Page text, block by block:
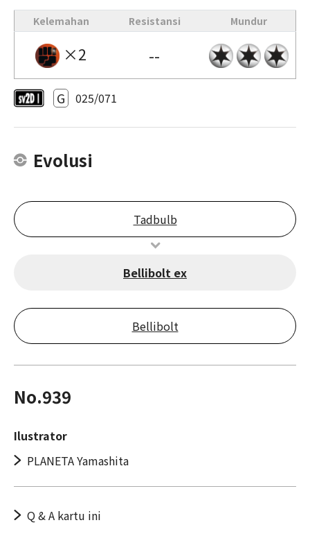
Kelemahan Resistansi Mundur
×2 --
G 025/071
Evolusi
Tadbulb
Bellibolt ex
Bellibolt
No.939
Ilustrator
PLANETA Yamashita
Q & A kartu ini